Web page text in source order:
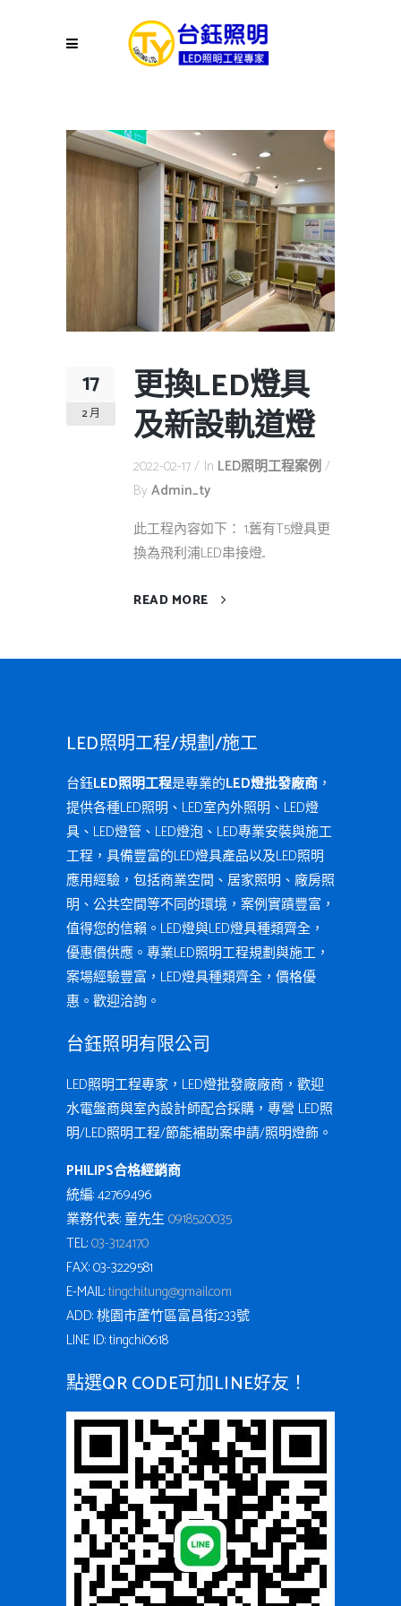
17
2 月
更換LED燈具
及新設軌道燈
2022-02-17 In LED照明工程案例
By Admin_ty
此工程內容如下： 1.舊有T5燈具更
換為飛利浦LED串接燈...
READ MORE
LED照明工程/規劃/施工
台鈺LED照明工程是專業的LED燈批發廠商 ，
提供各種LED照明、LED室內外照明、LED燈
具、LED燈管、LED燈泡、LED專業安裝與施工
工程，具備豐富的LED燈具產品以及LED照明
應用經驗，包括商業空間、居家照明、廠房照
明、公共空間等不同的環境，案例實蹟豐富，
值得您的信賴。LED燈與LED燈具種類齊全，
優惠價供應。專業LED照明工程規劃與施工，
案場經驗豐富，LED燈具種類齊全，價格優
惠。歡迎洽詢。
台鈺照明有限公司
LED照明工程專家，LED燈批發廠廠商，歡迎
水電盤商與室內設計師配合採購，專營 LED照
明/LED照明工程/節能補助案申請/照明燈飾。
PHILIPS合格經銷商
統編: 42769496
業務代表: 童先生0918520035
TEL:03-3124170
FAX: 03-3229581
E-MAIL:tingchi.tung@gmail.com
ADD: 桃園市蘆竹區富昌街233號
LINE ID: tingchi0618
點選QR CODE可加LINE好友！